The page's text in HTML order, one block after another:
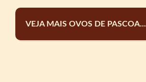
VEJA MAIS OVOS DE PASCOA...